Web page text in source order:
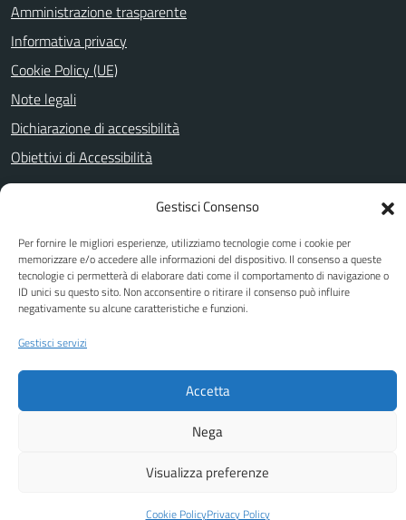
Gestisci Consenso
Per fornire le migliori esperienze, utilizziamo tecnologie come i cookie per
memorizzare e/o accedere alle informazioni del dispositivo. Il consenso a queste
tecnologie ci permetterà di elaborare dati come il comportamento di navigazione o
ID unici su questo sito. Non acconsentire o ritirare il consenso può influire
negativamente su alcune caratteristiche e funzioni.
Gestisci servizi
Accetta
Nega
Visualizza preferenze
Cookie PolicyPrivacy Policy
Amministrazione trasparente
Informativa privacy
Cookie Policy (UE)
Note legali
Dichiarazione di accessibilità
Obiettivi di Accessibilità
Facebook
Attuazione Misure PNRR
Piano di miglioramento del sito